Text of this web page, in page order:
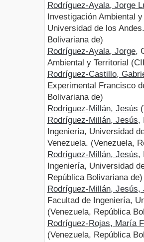
Rodríguez-Ayala, Jorge
Investigación Ambiental
Universidad de los
Bolivariana de)
Rodríguez-Ayala, Jorge,
Ambiental y Territorial
Rodríguez-Castillo,
Experimental Francisco
Bolivariana de)
Rodríguez-Millán, Jesús
Rodríguez-Millán, Jesús,
Ingeniería, Universidad
Venezuela. (Venezuela,
Rodríguez-Millán, Jesús,
Ingeniería, Universidad
República Bolivariana de)
Rodríguez-Millán, Jesús,
Facultad de Ingeniería,
(Venezuela, República
Rodríguez-Rojas, María
(Venezuela, República